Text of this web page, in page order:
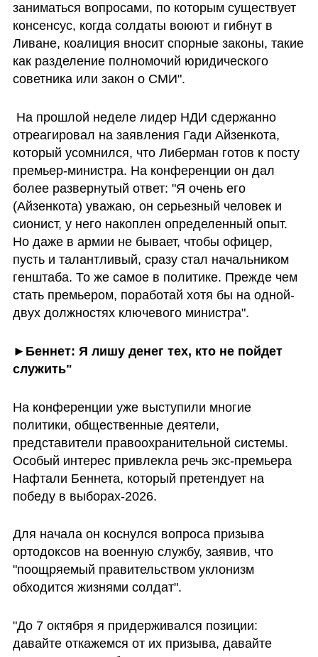
заниматься вопросами, по которым существует
консенсус, когда солдаты воюют и гибнут в
Ливане, коалиция вносит спорные законы, такие
как разделение полномочий юридического
советника или закон о СМИ".
отреагировал на заявления Гади Айзенкота,
который усомнился, что Либерман готов к посту
премьер-министра. На конференции он дал
более развернутый ответ: "Я очень его
(Айзенкота) уважаю, он серьезный человек и
сионист, у него накоплен определенный опыт.
Но даже в армии не бывает, чтобы офицер,
пусть и талантливый, сразу стал начальником
генштаба. То же самое в политике. Прежде чем
стать премьером, поработай хотя бы на одной-
двух должностях ключевого министра".
►Беннет: Я лишу денег тех, кто не пойдет
служить"
На конференции уже выступили многие
политики, общественные деятели,
представители правоохранительной системы.
Особый интерес привлекла речь экс-премьера
Нафтали Беннета, который претендует на
победу в выборах-2026.
Для начала он коснулся вопроса призыва
ортодоксов на военную службу, заявив, что
"поощряемый правительством уклонизм
обходится жизнями солдат".
"До 7 октября я придерживался позиции:
давайте откажемся от их призыва, давайте